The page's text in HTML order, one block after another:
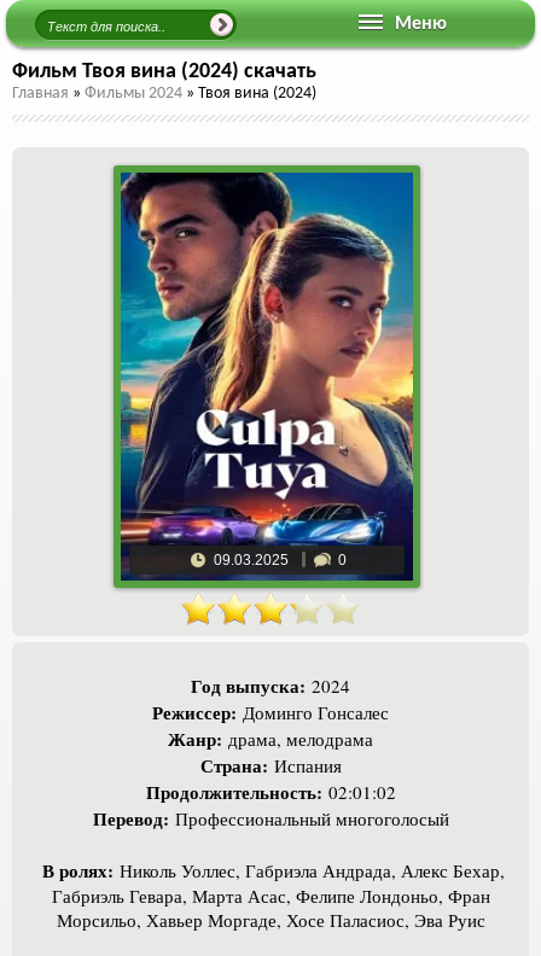
Меню
Фильм Твоя вина (2024) скачать
Главная » Фильмы 2024 » Твоя вина (2024)
09.03.2025 0
Год выпуска: 2024
Режиссер: Доминго Гонсалес
Жанр: драма, мелодрама
Страна: Испания
Продолжительность: 02:01:02
Перевод: Профессиональный многоголосый
В ролях: Николь Уоллес, Габриэла Андрада, Алекс Бехар,
Габриэль Гевара, Марта Асас, Фелипе Лондоньо, Фран
Морсильо, Хавьер Моргаде, Хосе Паласиос, Эва Руис